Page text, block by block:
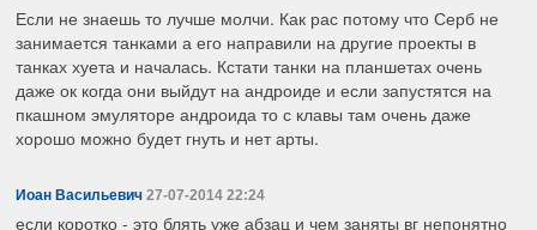
Если не знаешь то лучше молчи. Как рас потому что Серб не
занимается танками а его направили на другие проекты в
танках хуета и началась. Кстати танки на планшетах очень
даже ок когда они выйдут на андроиде и если запустятся на
пкашном эмуляторе андроида то с клавы там очень даже
хорошо можно будет гнуть и нет арты.
Иоан Васильевич 27-07-2014 22:24
если коротко - это блять уже абзац и чем заняты вг непонятно